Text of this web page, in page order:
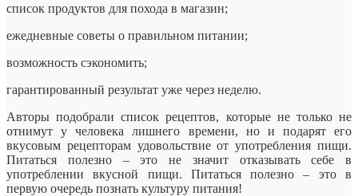
список продуктов для похода в магазин;
ежедневные советы о правильном питании;
возможность сэкономить;
гарантированный результат уже через неделю.
Авторы подобрали список рецептов, которые не только не
отнимут у человека лишнего времени, но и подарят его
вкусовым рецепторам удовольствие от употребления пищи.
Питаться полезно – это не значит отказывать себе в
употреблении вкусной пищи. Питаться полезно – это в
первую очередь познать культуру питания!